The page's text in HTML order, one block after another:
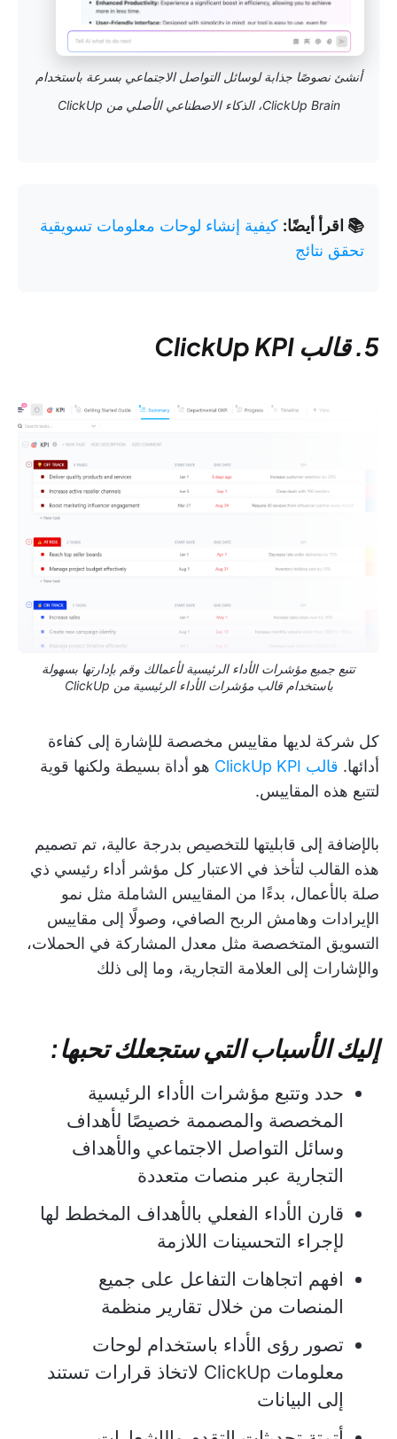
أنشئ نصوصًا جذابة لوسائل التواصل الاجتماعي بسرعة باستخدام
ClickUp Brain، الذكاء الاصطناعي الأصلي من ClickUp
📚 اقرأ أيضًا: كيفية إنشاء لوحات معلومات تسويقية
تحقق نتائج
5. قالب ClickUp KPI
تتبع جميع مؤشرات الأداء الرئيسية لأعمالك وقم بإدارتها بسهولة
باستخدام قالب مؤشرات الأداء الرئيسية من ClickUp
كل شركة لديها مقاييس مخصصة للإشارة إلى كفاءة
أدائها. قالب ClickUp KPI
هو أداة بسيطة ولكنها قوية
لتتبع هذه المقاييس.
بالإضافة إلى قابليتها للتخصيص بدرجة عالية، تم تصميم
هذه القالب لتأخذ في الاعتبار كل مؤشر أداء رئيسي ذي
صلة بالأعمال، بدءًا من المقاييس الشاملة مثل نمو
الإيرادات وهامش الربح الصافي، وصولًا إلى مقاييس
التسويق المتخصصة مثل معدل المشاركة في الحملات،
والإشارات إلى العلامة التجارية، وما إلى ذلك
إليك الأسباب التي ستجعلك تحبها:
حدد وتتبع مؤشرات الأداء الرئيسية
المخصصة والمصممة خصيصًا لأهداف
وسائل التواصل الاجتماعي والأهداف
التجارية عبر منصات متعددة
قارن الأداء الفعلي بالأهداف المخطط لها
لإجراء التحسينات اللازمة
افهم اتجاهات التفاعل على جميع
المنصات من خلال تقارير منظمة
تصور رؤى الأداء باستخدام لوحات
معلومات ClickUp لاتخاذ قرارات تستند
إلى البيانات